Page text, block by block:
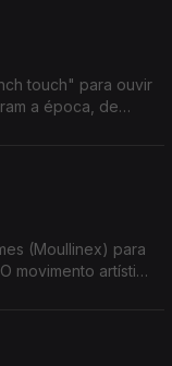
touch" para ouvir
a época, de
(Moullinex) para
movimento artístico